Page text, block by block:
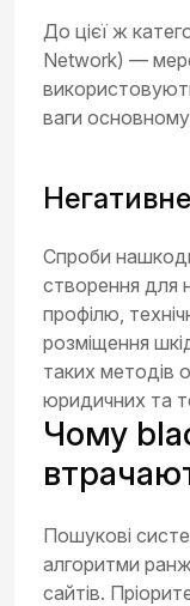
До цієї ж
Network) —
ваги
Спроби
створення для
профілю,
розміщення
таких методів
юридичних та
Чому
Пошукові
алгоритми
сайтів.